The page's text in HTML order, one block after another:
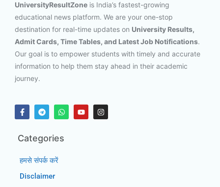
UniversityResultZone is India’s fastest-growing
educational news platform. We are your one-stop
destination for real-time updates on University Results,
Admit Cards, Time Tables, and Latest Job Notifications.
Our goal is to empower students with timely and accurate
information to help them stay ahead in their academic
journey.
Categories
हमसे संपर्क करें
Disclaimer